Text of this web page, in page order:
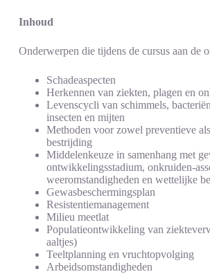
Inhoud
Onderwerpen die tijdens de cursus aan de
Schadeaspecten
Herkennen van ziekten, plagen en
Levenscycli van schimmels,
insecten en mijten
Methoden voor zowel preventieve
bestrijding
Middelenkeuze in samenhang met
ontwikkelingsstadium, onkruiden-
weeromstandigheden en wettelijke
Gewasbeschermingsplan
Resistentiemanagement
Milieu meetlat
Populatieontwikkeling van
aaltjes)
Teeltplanning en vruchtopvolging
Arbeidsomstandigheden